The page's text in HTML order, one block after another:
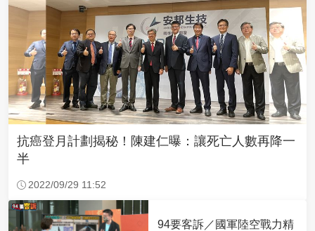
抗癌登月計劃揭秘！陳建仁曝：讓死亡人數再降一
半
2022/09/29 11:52
94要客訴／國軍陸空戰力精